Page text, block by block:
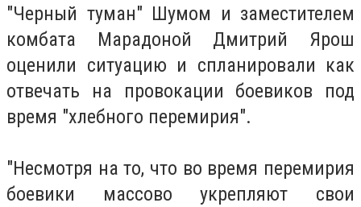
"Черный туман" Шумом и заместителем
комбата Марадоной Дмитрий Ярош
оценили ситуацию и спланировали как
отвечать на провокации боевиков под
время "хлебного перемирия".
"Несмотря на то, что во время перемирия
боевики массово укрепляют свои